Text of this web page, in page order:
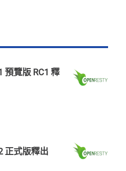
預覽版 RC1 釋
正式版釋出